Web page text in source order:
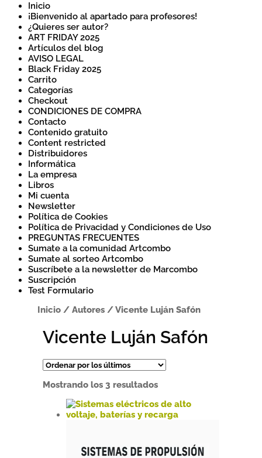
Inicio
¡Bienvenido al apartado para profesores!
¿Quieres ser autor?
ART FRIDAY 2025
Artículos del blog
AVISO LEGAL
Black Friday 2025
Carrito
Categorías
Checkout
CONDICIONES DE COMPRA
Contacto
Contenido gratuito
Content restricted
Distribuidores
Informática
La empresa
Libros
Mi cuenta
Newsletter
Política de Cookies
Política de Privacidad y Condiciones de Uso
PREGUNTAS FRECUENTES
Sumate a la comunidad Artcombo
Sumate al sorteo Artcombo
Suscríbete a la newsletter de Marcombo
Suscripción
Test Formulario
Inicio /Autores /Vicente Luján Safón
Vicente Luján Safón
Mostrando los 3 resultadosOrdenado
los
últimos
tiene